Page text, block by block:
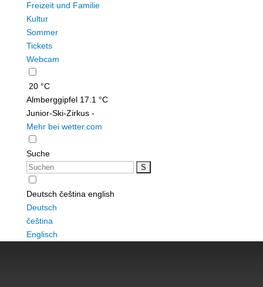
Freizeit und Familie
Kultur
Sommer
Tickets
Webcam
20 °C
Almberggipfel 17.1 °C
Junior-Ski-Zirkus -
Mehr bei wetter.com
Suche
Deutsch čeština english
Deutsch
čeština
Englisch